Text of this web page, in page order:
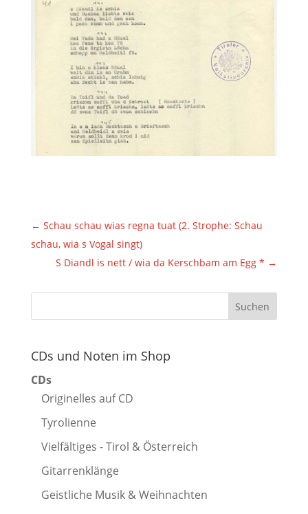
← Schau schau wias regna tuat (2. Strophe: Schau
schau, wia s Vogal singt)
S Diandl is nett / wia da Kerschbam am Egg * →
CDs und Noten im Shop
CDs
Originelles auf CD
Tyrolienne
Vielfältiges - Tirol & Österreich
Gitarrenklänge
Geistliche Musik & Weihnachten